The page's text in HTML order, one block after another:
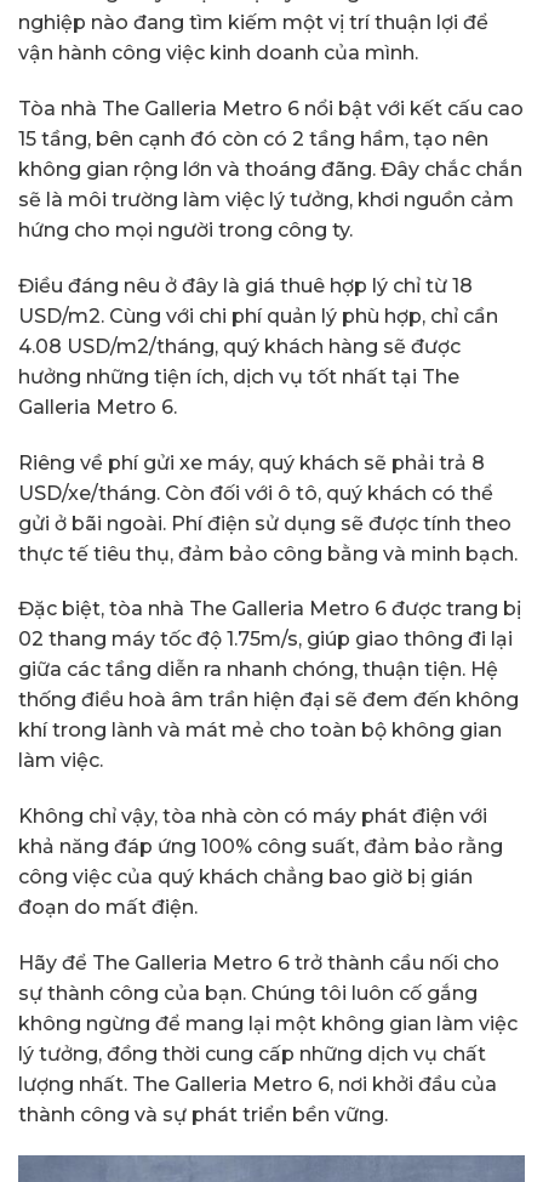
nghiệp nào đang tìm kiếm một vị trí thuận lợi để
vận hành công việc kinh doanh của mình.
Tòa nhà The Galleria Metro 6 nổi bật với kết cấu cao
15 tầng, bên cạnh đó còn có 2 tầng hầm, tạo nên
không gian rộng lớn và thoáng đãng. Đây chắc chắn
sẽ là môi trường làm việc lý tưởng, khơi nguồn cảm
hứng cho mọi người trong công ty.
Điều đáng nêu ở đây là giá thuê hợp lý chỉ từ 18
USD/m2. Cùng với chi phí quản lý phù hợp, chỉ cần
4.08 USD/m2/tháng, quý khách hàng sẽ được
hưởng những tiện ích, dịch vụ tốt nhất tại The
Galleria Metro 6.
Riêng về phí gửi xe máy, quý khách sẽ phải trả 8
USD/xe/tháng. Còn đối với ô tô, quý khách có thể
gửi ở bãi ngoài. Phí điện sử dụng sẽ được tính theo
thực tế tiêu thụ, đảm bảo công bằng và minh bạch.
Đặc biệt, tòa nhà The Galleria Metro 6 được trang bị
02 thang máy tốc độ 1.75m/s, giúp giao thông đi lại
giữa các tầng diễn ra nhanh chóng, thuận tiện. Hệ
thống điều hoà âm trần hiện đại sẽ đem đến không
khí trong lành và mát mẻ cho toàn bộ không gian
làm việc.
Không chỉ vậy, tòa nhà còn có máy phát điện với
khả năng đáp ứng 100% công suất, đảm bảo rằng
công việc của quý khách chẳng bao giờ bị gián
đoạn do mất điện.
Hãy để The Galleria Metro 6 trở thành cầu nối cho
sự thành công của bạn. Chúng tôi luôn cố gắng
không ngừng để mang lại một không gian làm việc
lý tưởng, đồng thời cung cấp những dịch vụ chất
lượng nhất. The Galleria Metro 6, nơi khởi đầu của
thành công và sự phát triển bền vững.